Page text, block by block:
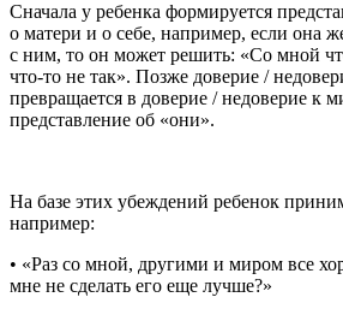
Сначала у ребенка формируется
о матери и о себе, например, если она
с ним, то он может решить: «Со мной
что-то не так». Позже доверие /
превращается в доверие / недоверие к
представление об «они».
На базе этих убеждений ребенок
например:
• «Раз со мной, другими и миром все
мне не сделать его еще лучше?»